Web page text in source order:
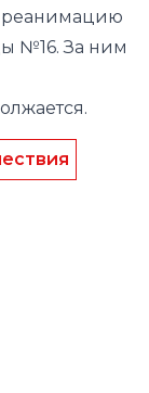
реанимацию
№16. За ним